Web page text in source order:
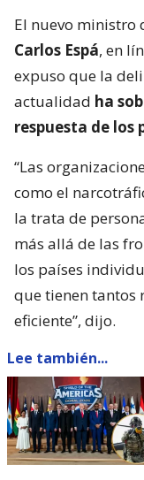
El nuevo ministro
Carlos Espá, en
expuso que la
actualidad ha
respuesta de los
“Las
como el
la trata de
más allá de las
los países
que tienen tantos
eficiente”, dijo.
Lee también...